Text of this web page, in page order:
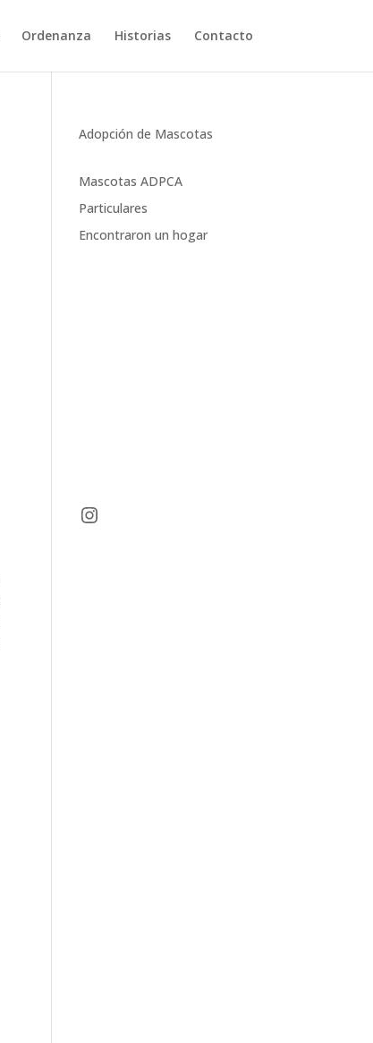
Ordenanza Historias Contacto
Adopción de Mascotas
Mascotas ADPCA
Particulares
Encontraron un hogar
Instagram